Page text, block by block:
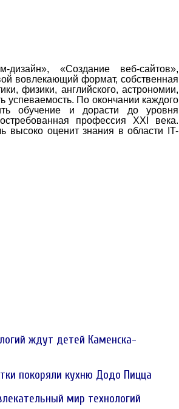
дизайн», «Создание веб-сайтов»,
вовлекающий формат, собственная
физики, английского, астрономии,
По окончании каждого
обучение и дорасти до уровня
профессия XXI века.
высоко оценит знания в области IT-
ждут детей Каменска-
покоряли кухню Додо Пицца
мир технологий